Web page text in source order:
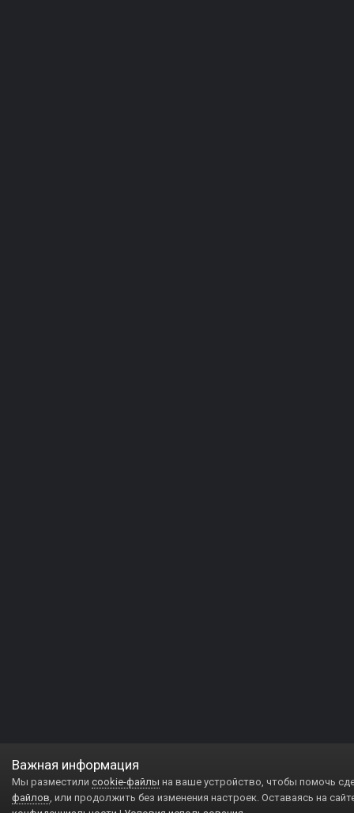
Важная информация
Мы разместили cookie-файлы на ваше устройство, чтобы помочь
файлов, или продолжить без изменения настроек. Оставаясь на